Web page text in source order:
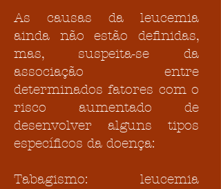
As causas da leucemia
ainda não estão definidas,
mas, suspeita-se da
associação entre
determinados fatores com o
risco aumentado de
desenvolver alguns tipos
específicos da doença:
Tabagismo: leucemia